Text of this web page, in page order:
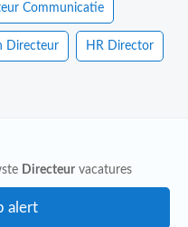
Communicatie
Directeur HR Director
Directeur vacatures